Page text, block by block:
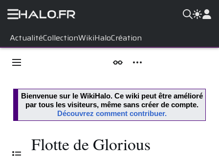
ActualitéCollectionWikiHaloCréation
contenu
Menu principal ApparenceOutils personnels
Bienvenue sur le WikiHalo. Ce wiki peut être amélioré
par tous les visiteurs, même sans créer de compte.
Découvrez comment contribuer.
Flotte de Glorious